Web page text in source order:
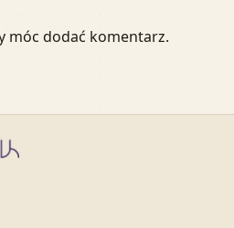
móc dodać komentarz.